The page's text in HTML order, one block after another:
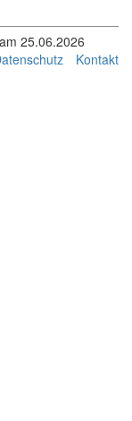
25.06.2026
Kontakt